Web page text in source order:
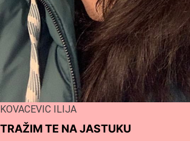
KOVACEVIC ILIJA
TRAŽIM TE NA JASTUKU